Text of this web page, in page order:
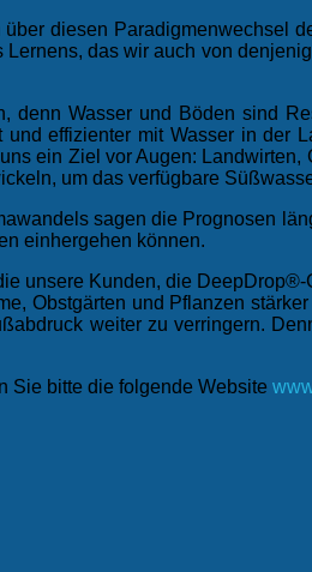
diesen Paradigmenwechsel
das wir auch von
Wasser und Böden sind
effizienter mit Wasser in der
ein Ziel vor Augen:
um das verfügbare
sagen die Prognosen
einhergehen können.
unsere Kunden, die
Obstgärten und Pflanzen
weiter zu verringern.
Sie bitte die folgende Website